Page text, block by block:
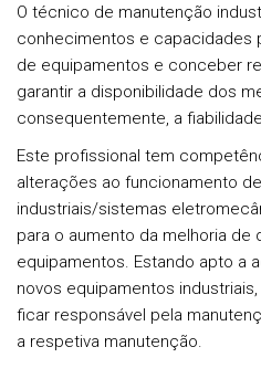
O técnico de manutenção
conhecimentos e capacidades
de equipamentos e conceber
garantir a disponibilidade dos
consequentemente, a
Este profissional tem
alterações ao funcionamento
industriais/sistemas
para o aumento da melhoria
equipamentos. Estando apto a
novos equipamentos
ficar responsável pela
a respetiva manutenção.